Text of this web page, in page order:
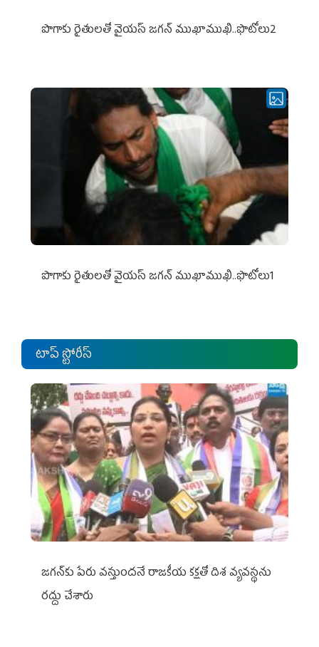
పొగాకు రైతుల‌తో వైయ‌స్ జ‌గ‌న్ ముఖాముఖి..ఫొటోలు2
పొగాకు రైతుల‌తో వైయ‌స్ జ‌గ‌న్ ముఖాముఖి..ఫొటోలు1
టాప్ స్టోరీస్
జగన్‌కు పేరు వస్తుందనే రాజకీయ కక్షతో దిశ వ్య‌వ‌స్థ‌ను
రద్దు చేశారు